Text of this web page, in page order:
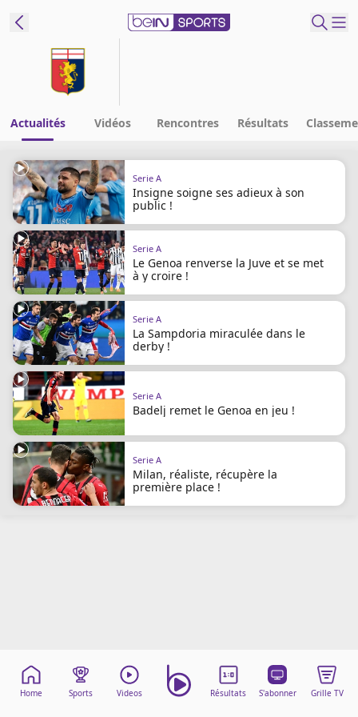
CONNECT
Edition
France
Replays
Podcasts
En Direct
Gérer les
notifications
Contactez nous
Grille TV
beINSPIRED
CGU
Mentions légales
Cookies
Protection des données
Paramétrer mon consentement
Actualités Vidéos Rencontres Résultats
Serie A
Insigne soigne ses adieux à son
public !
Serie A
Le Genoa renverse la Juve et se met
à y croire !
Serie A
La Sampdoria miraculée dans le
derby !
Serie A
Badelj remet le Genoa en jeu !
Serie A
Milan, réaliste, récupère la
première place !
Home Sports Videos Résultats S'abonner Grille TV